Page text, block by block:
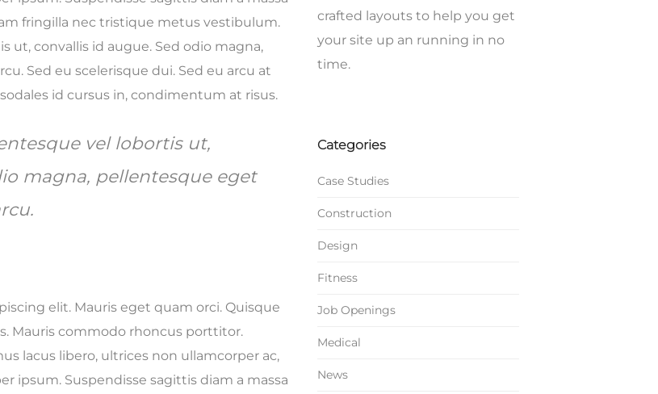
fringilla nec tristique metus vestibulum.
ut, convallis id augue. Sed odio magna,
Sed eu scelerisque dui. Sed eu arcu at
id cursus in, condimentum at risus.
vel lobortis ut,
magna, pellentesque eget
elit. Mauris eget quam orci. Quisque
Mauris commodo rhoncus porttitor.
lacus libero, ultrices non ullamcorper ac,
ipsum. Suspendisse sagittis diam a massa
crafted layouts to help you get
your site up an running in no
time.
Categories
Case Studies
Construction
Design
Fitness
Job Openings
Medical
News